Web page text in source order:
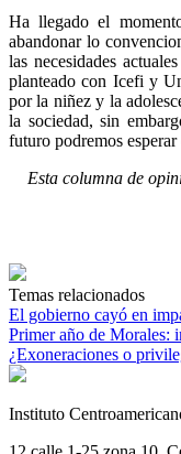
Ha llegado el
abandonar lo
las necesidades
planteado con Icefi y
por la niñez y la
la sociedad, sin
futuro podremos
Esta columna de
Temas relacionados
El gobierno cayó en
Primer año de Morales:
¿Exoneraciones o
Instituto